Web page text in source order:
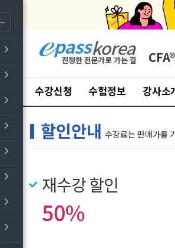
CFA®
수강신청 수험정보 강사소
할인안내 수강료는 판매가를
재수강 할인
50%